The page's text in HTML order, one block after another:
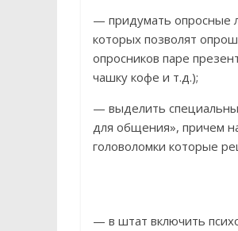
— придумать опросные
которых позволят
опросников паре
чашку кофе и т.д.);
— выделить
для общения», причем
головоломки которые
— в штат включить